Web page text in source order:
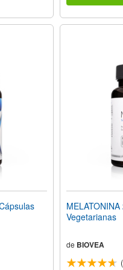
Vegetarianas
de BIOVEA